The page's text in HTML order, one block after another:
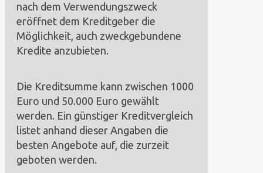
nach dem Verwendungszweck
eröffnet dem Kreditgeber die
Möglichkeit, auch zweckgebundene
Kredite anzubieten.
Die Kreditsumme kann zwischen 1000
Euro und 50.000 Euro gewählt
werden. Ein günstiger Kreditvergleich
listet anhand dieser Angaben die
besten Angebote auf, die zurzeit
geboten werden.